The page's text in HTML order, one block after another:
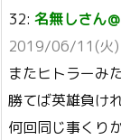
32: 名無しさん
2019/06/11(火)
またヒトラーみ
勝てば英雄負け
何回同じ事くり